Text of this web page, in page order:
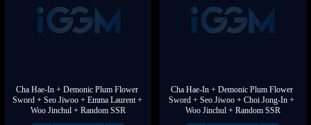
Cha Hae-In + Demonic Plum Flower
Sword + Seo Jiwoo + Emma Laurent +
Woo Jinchul + Random SSR
Cha Hae-In + Demonic Plum Flower
Sword + Seo Jiwoo + Choi Jong-In +
Woo Jinchul + Random SSR